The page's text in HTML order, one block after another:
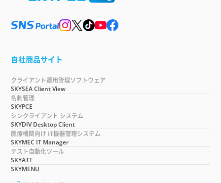
自社商品サイト
クライアント運用管理ソフトウェア
SKYSEA Client View
名刺管理
SKYPCE
シンクライアント システム
SKYDIV Desktop Client
医療機関向け IT機器管理システム
SKYMEC IT Manager
テスト自動化ツール
SKYATT
SKYMENU